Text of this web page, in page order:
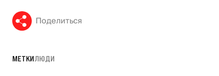
Поделиться
МЕТКИЛЮДИ